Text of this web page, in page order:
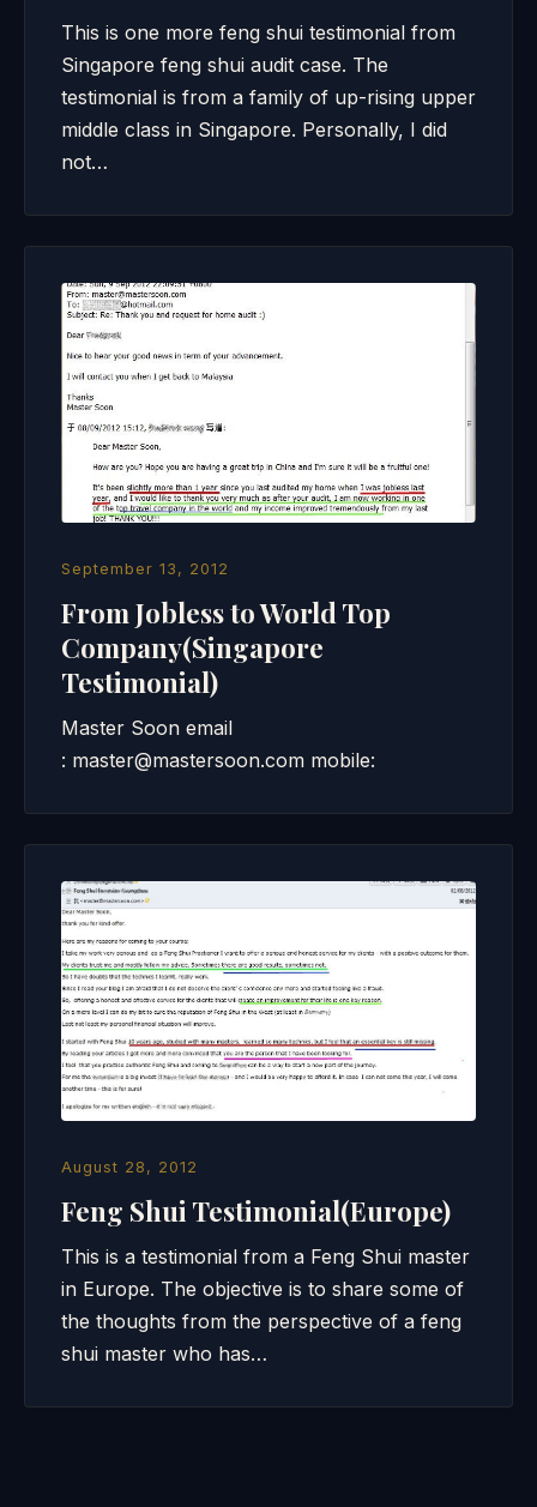
This is one more feng shui testimonial from
Singapore feng shui audit case. The
testimonial is from a family of up-rising upper
middle class in Singapore. Personally, I did
not…
September 13, 2012
From Jobless to World Top
Company(Singapore
Testimonial)
Master Soon email
: master@mastersoon.com mobile:
August 28, 2012
Feng Shui Testimonial(Europe)
This is a testimonial from a Feng Shui master
in Europe. The objective is to share some of
the thoughts from the perspective of a feng
shui master who has…